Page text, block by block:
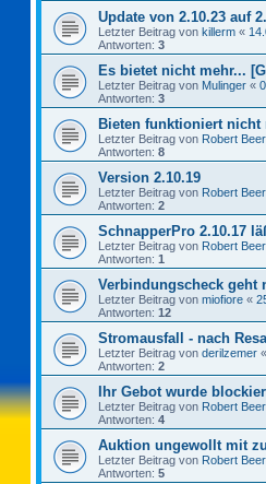
Update von 2.10.23 auf
Letzter Beitrag von killerm «
Antworten: 3
Es bietet nicht mehr...
Letzter Beitrag von Mulinger «
Antworten: 3
Bieten funktioniert nicht
Letzter Beitrag von Robert Beer
Antworten: 8
Version 2.10.19
Letzter Beitrag von Robert Beer
Antworten: 2
SchnapperPro 2.10.17
Letzter Beitrag von Robert Beer
Antworten: 1
Verbindungscheck geht
Letzter Beitrag von miofiore «
Antworten: 12
Stromausfall - nach
Letzter Beitrag von derilzemer «
Antworten: 2
Ihr Gebot wurde
Letzter Beitrag von Robert Beer
Antworten: 4
Auktion ungewollt mit
Letzter Beitrag von Robert Beer
Antworten: 5